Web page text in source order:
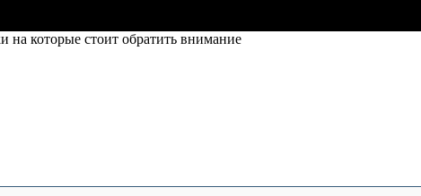
на которые стоит обратить внимание